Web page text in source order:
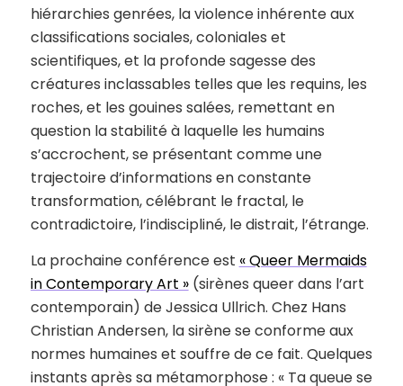
hiérarchies genrées, la violence inhérente aux
classifications sociales, coloniales et
scientifiques, et la profonde sagesse des
créatures inclassables telles que les requins, les
roches, et les gouines salées, remettant en
question la stabilité à laquelle les humains
s’accrochent, se présentant comme une
trajectoire d’informations en constante
transformation, célébrant le fractal, le
contradictoire, l’indiscipliné, le distrait, l’étrange.
La prochaine conférence est « Queer Mermaids
in Contemporary Art »(sirènes queer dans l’art
contemporain) de Jessica Ullrich. Chez Hans
Christian Andersen, la sirène se conforme aux
normes humaines et souffre de ce fait. Quelques
instants après sa métamorphose : « Ta queue se